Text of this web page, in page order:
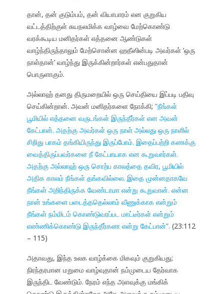
தான், தன் குடும்பம், தன் வியாபாரம் என குறுகிய
வட்டத்திற்குள் சுயநலமிக்க வாழ்வை மேற்கொண்டு
வரக்கூடிய மனிதர்கள் எத்தனை ஆண்டுகள்
வாழ்ந்திருந்தாலும் மேற்சொன்ன ஹதீஸின்படி அவர்கள் ‘ஒரு
நாள்தான்’ வாழ்ந்து இருக்கின்றார்கள் என்பதுதான்
பொருளாகும்.
அல்லாஹ் தனது திருமறையில் ஒரு செய்தியை இப்படி பதிவு
செய்கின்றான். அவன் மனிதர்களை நோக்கி; “நீங்கள்
பூமியில் எத்தனை வருடங்கள் இருந்தீர்கள் என அவன்
கேட்பான். அதற்கு அவர்கள் ஒரு நாள் அல்லது ஒரு நாளில்
சிறிது பாகம் தங்கியிருந்து இருப்போம். இதைப்பற்றி கணக்கு
வைத்திருப்பவர்களை நீ கேட்பாயாக என கூறுவார்கள்.
அதற்கு அல்லாஹ் ஒரு சொற்ப காலத்தை தவிர, பூமியில்
அதிக காலம் நீங்கள் தங்கவில்லை. இதை முன்னதாகவே
நீங்கள் அறிந்திருக்க வேண்டாமா என்று கூறுவான். என்ன
நான் உங்களை படைத்ததெல்லாம் வீணுக்காக என்றும்
நீங்கள் நம்மிடம் கொண்டுவரப்பட மாட்டீர்கள் என்றும்
எண்ணிக்கொண்டு இருந்தீர்களா என்று கேட்பான்”. (23:112
– 115)
அதாவது, இந்த உலக வாழ்க்கை மிகவும் குறுகியது;
நிரந்தரமான மறுமை வாழ்வுதான் நம்முடைய தேர்வாக
இருந்திட வேண்டும். நேரம் எந்த அளவுக்கு மங்கிக்